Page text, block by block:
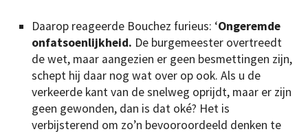
Daarop reageerde Bouchez furieus: ‘Ongeremde
onfatsoenlijkheid. De burgemeester overtreedt
de wet, maar aangezien er geen besmettingen zijn,
schept hij daar nog wat over op ook. Als u de
verkeerde kant van de snelweg oprijdt, maar er zijn
geen gewonden, dan is dat oké? Het is
verbijsterend om zo’n bevooroordeeld denken te